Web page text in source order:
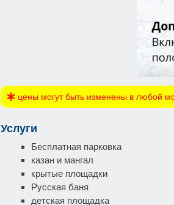
цены могут быть изменены в любой
Услуги
Бесплатная парковка
казан и мангал
крытые площадки
Русская баня
детская площадка